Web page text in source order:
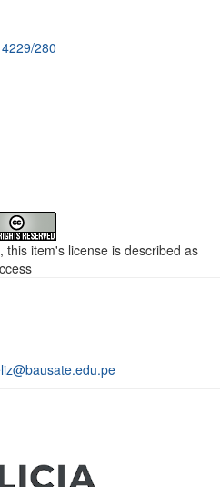
280
this item's license is described as